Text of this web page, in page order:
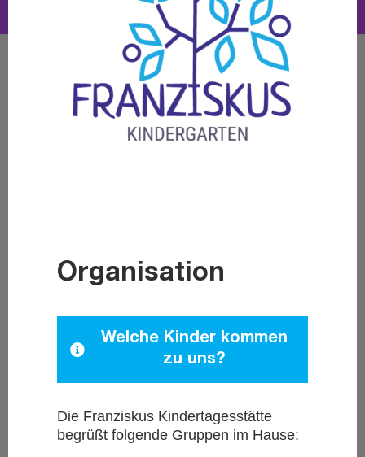
Organisation
Welche Kinder kommen
zu uns?
Die Franziskus Kindertagesstätte
begrüßt folgende Gruppen im Hause: